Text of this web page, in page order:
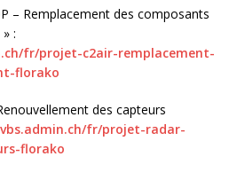
– Remplacement des composants
:
fr/projet-c2air-remplacement-
florako
des capteurs
fr/projet-radar-
florako